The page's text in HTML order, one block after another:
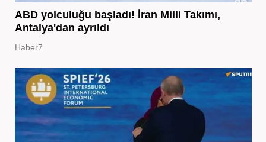
ABD yolculuğu başladı! İran Milli Takımı,
Antalya'dan ayrıldı
Haber7